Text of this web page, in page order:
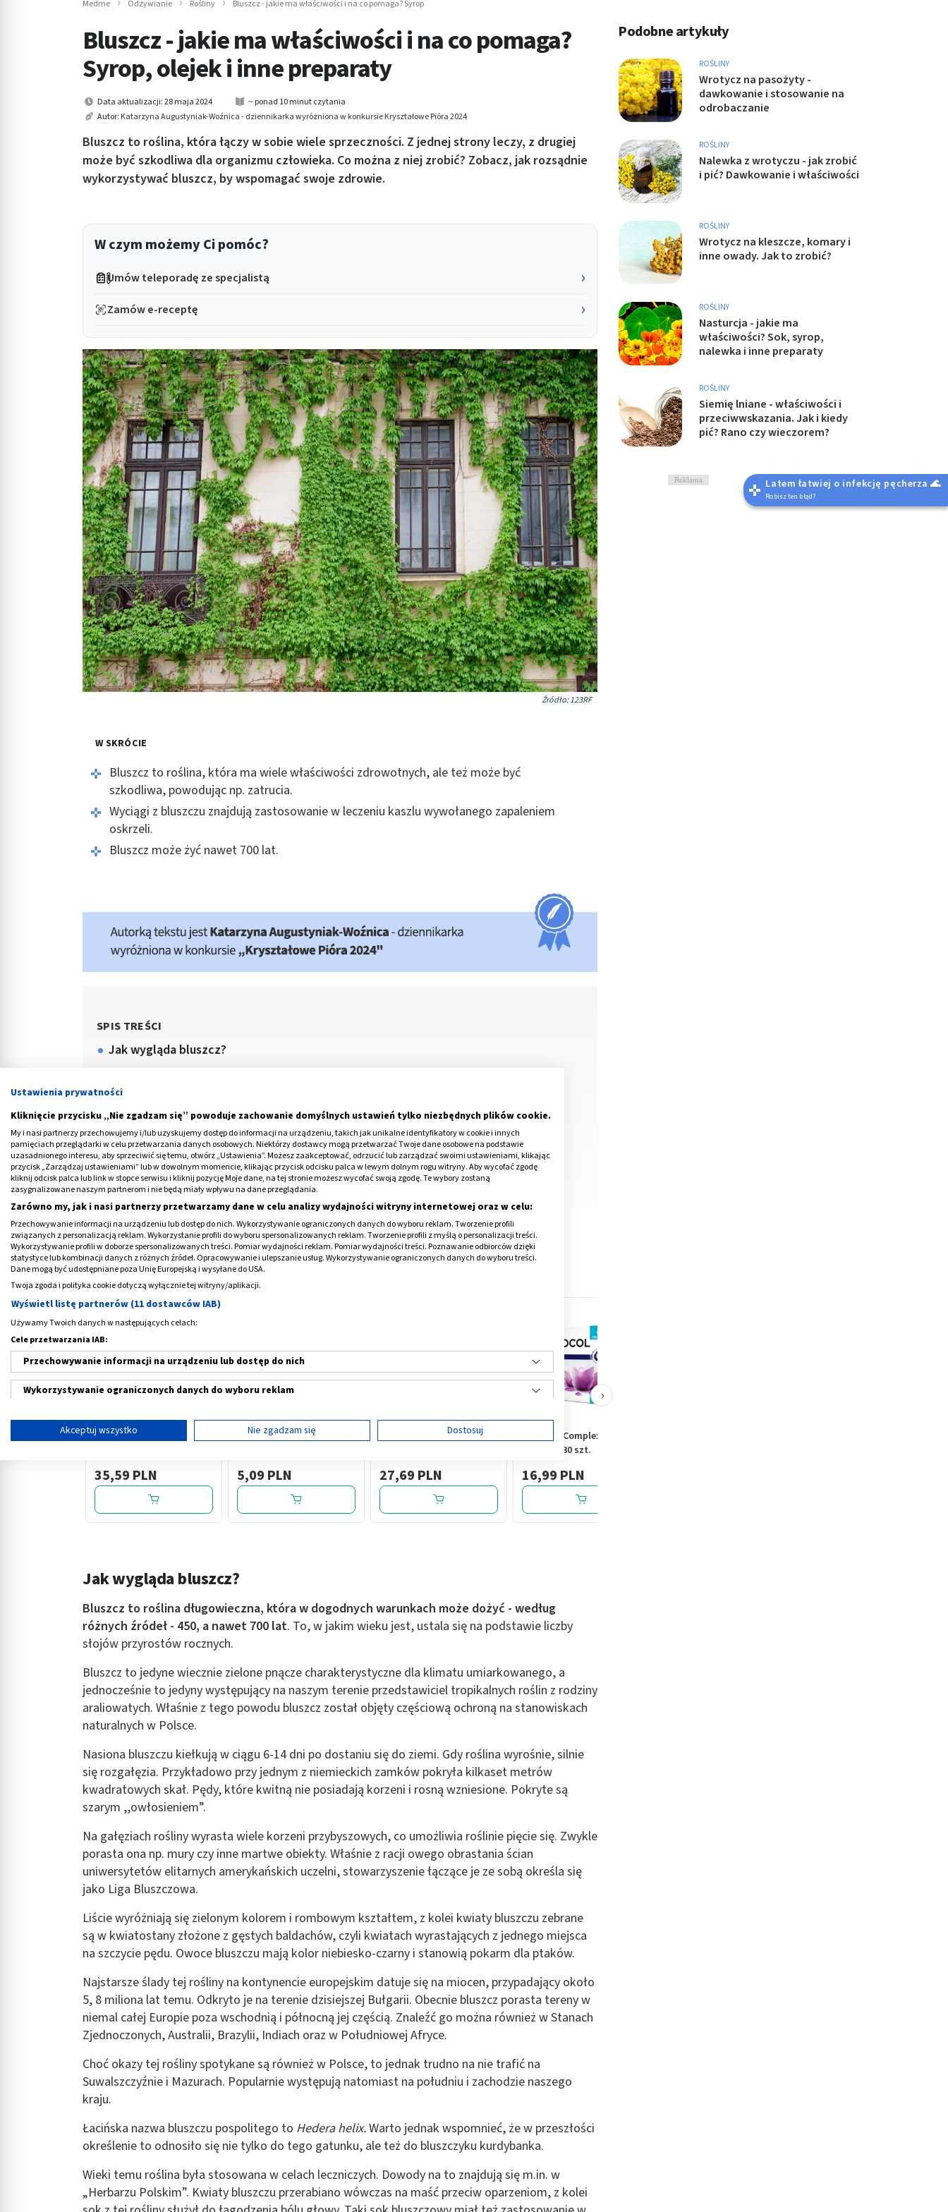
Medme Odżywianie Rośliny Bluszcz - jakie ma właściwości i na co pomaga? Syrop
Bluszcz - jakie ma właściwości i na co pomaga?
Syrop, olejek i inne preparaty
Data aktualizacji: 28 maja 2024
~ ponad 10 minut czytania
Autor: Katarzyna Augustyniak-Woźnica - dziennikarka wyróżniona w konkursie Kryształowe Pióra 2024
Bluszcz to roślina, która łączy w sobie wiele sprzeczności. Z jednej strony leczy, z drugiej
może być szkodliwa dla organizmu człowieka. Co można z niej zrobić? Zobacz, jak rozsądnie
wykorzystywać bluszcz, by wspomagać swoje zdrowie.
W czym możemy Ci pomóc?
Umów teleporadę ze specjalistą
Zamów e-receptę
Źródło: 123RF
W SKRÓCIE
Bluszcz to roślina, która ma wiele właściwości zdrowotnych, ale też może być
szkodliwa, powodując np. zatrucia.
Wyciągi z bluszczu znajdują zastosowanie w leczeniu kaszlu wywołanego zapaleniem
oskrzeli.
Bluszcz może żyć nawet 700 lat.
SPIS TREŚCI
Jak wygląda bluszcz?
Uprawa bluszczu. Jakie ma wymagania?
Właściwości bluszczu i wartości odżwycze
Czy bluszcz pomaga na cellulit? Zastosowanie
Medme poleca
Vicard,
35,59 PLN
Syrop prawoslazowo -
5,09 PLN
Vicard, płyn, 1000 ml
27,69 PLN
Nervocol Complex,
tabletki, 30 szt.
16,99 PLN
‹ ›
Jak wygląda bluszcz?
Bluszcz to roślina długowieczna, która w dogodnych warunkach może dożyć - według
różnych źródeł - 450, a nawet 700 lat. To, w jakim wieku jest, ustala się na podstawie liczby
słojów przyrostów rocznych.
Bluszcz to jedyne wiecznie zielone pnącze charakterystyczne dla klimatu umiarkowanego, a
jednocześnie to jedyny występujący na naszym terenie przedstawiciel tropikalnych roślin z rodziny
araliowatych. Właśnie z tego powodu bluszcz został objęty częściową ochroną na stanowiskach
naturalnych w Polsce.
Nasiona bluszczu kiełkują w ciągu 6-14 dni po dostaniu się do ziemi. Gdy roślina wyrośnie, silnie
się rozgałęzia. Przykładowo przy jednym z niemieckich zamków pokryła kilkaset metrów
kwadratowych skał. Pędy, które kwitną nie posiadają korzeni i rosną wzniesione. Pokryte są
szarym ,,owłosieniem”.
Na gałęziach rośliny wyrasta wiele korzeni przybyszowych, co umożliwia roślinie pięcie się. Zwykle
porasta ona np. mury czy inne martwe obiekty. Właśnie z racji owego obrastania ścian
uniwersytetów elitarnych amerykańskich uczelni, stowarzyszenie łączące je ze sobą określa się
jako Liga Bluszczowa.
Liście wyróżniają się zielonym kolorem i rombowym kształtem, z kolei kwiaty bluszczu zebrane
są w kwiatostany złożone z gęstych baldachów, czyli kwiatach wyrastających z jednego miejsca
na szczycie pędu. Owoce bluszczu mają kolor niebiesko-czarny i stanowią pokarm dla ptaków.
Najstarsze ślady tej rośliny na kontynencie europejskim datuje się na miocen, przypadający około
5, 8 miliona lat temu. Odkryto je na terenie dzisiejszej Bułgarii. Obecnie bluszcz porasta tereny w
niemal całej Europie poza wschodnią i północną jej częścią. Znaleźć go można również w Stanach
Zjednoczonych, Australii, Brazylii, Indiach oraz w Południowej Afryce.
Choć okazy tej rośliny spotykane są również w Polsce, to jednak trudno na nie trafić na
Suwalszczyźnie i Mazurach. Popularnie występują natomiast na południu i zachodzie naszego
kraju.
Łacińska nazwa bluszczu pospolitego to Hedera helix.Warto jednak wspomnieć, że w przeszłości
określenie to odnosiło się nie tylko do tego gatunku, ale też do bluszczyku kurdybanka.
Wieki temu roślina była stosowana w celach leczniczych. Dowody na to znajdują się m.in. w
„Herbarzu Polskim”. Kwiaty bluszczu przerabiano wówczas na maść przeciw oparzeniom, z kolei
Podobne artykuły
ROŚLINY
Wrotycz na pasożyty -
dawkowanie i stosowanie na
odrobaczanie
ROŚLINY
Nalewka z wrotyczu - jak zrobić
i pić? Dawkowanie i właściwości
ROŚLINY
Wrotycz na kleszcze, komary i
inne owady. Jak to zrobić?
ROŚLINY
Nasturcja - jakie ma
właściwości? Sok, syrop,
nalewka i inne preparaty
ROŚLINY
Siemię lniane - właściwości i
przeciwwskazania. Jak i kiedy
pić? Rano czy wieczorem?
Reklama Latem łatwiej o infekcję pęcherza 🌊
Robisz ten błąd?
Ustawienia prywatności
Kliknięcie przycisku „Nie zgadzam się” powoduje zachowanie domyślnych ustawień tylko niezbędnych plików cookie.
My i nasi partnerzy przechowujemy i/lub uzyskujemy dostęp do informacji na urządzeniu, takich jak unikalne identyfikatory w cookie i innych
pamięciach przeglądarki w celu przetwarzania danych osobowych. Niektórzy dostawcy mogą przetwarzać Twoje dane osobowe na podstawie
uzasadnionego interesu, aby sprzeciwić się temu, otwórz „Ustawienia”. Możesz zaakceptować, odrzucić lub zarządzać swoimi ustawieniami, klikając
przycisk „Zarządzaj ustawieniami” lub w dowolnym momencie, klikając przycisk odcisku palca w lewym dolnym rogu witryny. Aby wycofać zgodę
kliknij odcisk palca lub link w stopce serwisu i kliknij pozycję Moje dane, na tej stronie możesz wycofać swoją zgodę. Te wybory zostaną
zasygnalizowane naszym partnerom i nie będą miały wpływu na dane przeglądania.
Zarówno my, jak i nasi partnerzy przetwarzamy dane w celu analizy wydajności witryny internetowej oraz w celu:
Przechowywanie informacji na urządzeniu lub dostęp do nich. Wykorzystywanie ograniczonych danych do wyboru reklam. Tworzenie profili
związanych z personalizacją reklam. Wykorzystanie profili do wyboru spersonalizowanych reklam. Tworzenie profili z myślą o personalizacji treści.
Wykorzystywanie profili w doborze spersonalizowanych treści. Pomiar wydajności reklam. Pomiar wydajności treści. Poznawanie odbiorców dzięki
statystyce lub kombinacji danych z różnych źródeł. Opracowywanie i ulepszanie usług. Wykorzystywanie ograniczonych danych do wyboru treści.
Dane mogą być udostępniane poza Unię Europejską i wysyłane do USA.
Twoja zgoda i polityka cookie dotyczą wyłącznie tej witryny/aplikacji.
Wyświetl listę partnerów (11 dostawców IAB)
Używamy Twoich danych w następujących celach:
Cele przetwarzania IAB:
Przechowywanie informacji na urządzeniu lub dostęp do nich
Wykorzystywanie ograniczonych danych do wyboru reklam
Tworzenie profili w celu spersonalizowanych reklam
Tworzenie profili w celu personalizacji treści
Wykorzystywanie profili w celu doboru spersonalizowanych treści
Rozwój i ulepszanie usług
Wykorzystywanie ograniczonych danych do wyboru treści
Funkcje specjalne IAB:
Użycie dokładnych danych geolokalizacyjnych
Identyfikowanie urządzeń na podstawie aktywnie żądanych informacji
Cele przetwarzania inne niż IAB:
Akceptuj wszystko Nie zgadzam się Dostosuj